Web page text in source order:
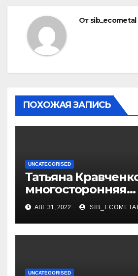
От sib_ecometal
ПОХОЖАЯ ЗАПИСЬ
UNCATEGORISED
Татьяна
многосторонняя
талантливая
актриса с богатой
биографией и
карьерой
АВГ 31, 2022 SIB_ECOMETAL
UNCATEGORISED